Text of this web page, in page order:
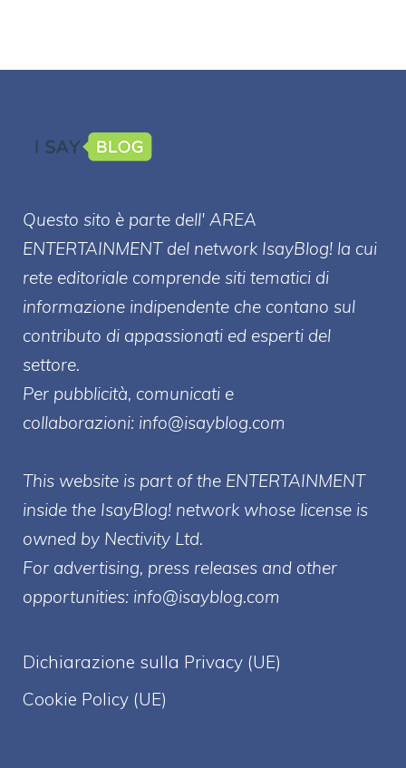
Questo sito è parte dell' AREA
ENTERTAINMENT del network IsayBlog! la cui
rete editoriale comprende siti tematici di
informazione indipendente che contano sul
contributo di appassionati ed esperti del
settore.
Per pubblicità, comunicati e
collaborazioni: info@isayblog.com
This website is part of the ENTERTAINMENT
inside the IsayBlog! network whose license is
owned by Nectivity Ltd.
For advertising, press releases and other
opportunities: info@isayblog.com
Dichiarazione sulla Privacy (UE)
Cookie Policy (UE)